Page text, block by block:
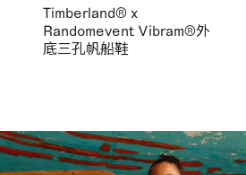
Timberland® x
Randomevent Vibram®外
底三孔帆船鞋